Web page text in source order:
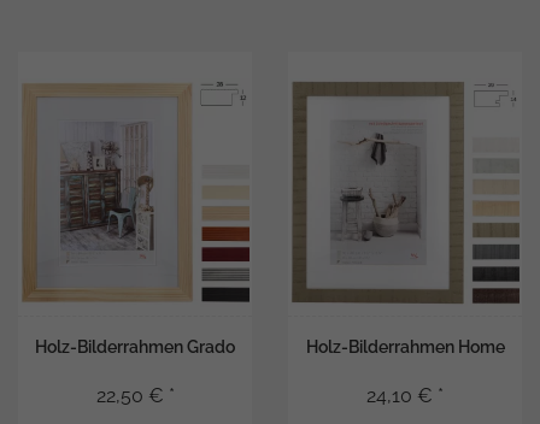
Holz-Bilderrahmen Grado
22,50 € *
Holz-Bilderrahmen Home
24,10 € *